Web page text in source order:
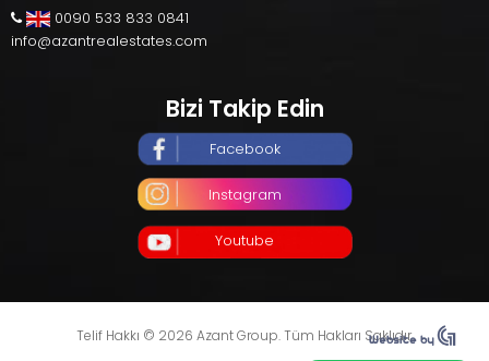
0090 533 833 0841
info@azantrealestates.com
Bizi Takip Edin
Facebook
Instagram
Youtube
Telif Hakkı © 2026 Azant Group. Tüm Hakları Saklıdır.